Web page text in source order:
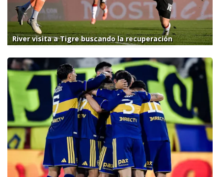
River visita a Tigre buscando la recuperación